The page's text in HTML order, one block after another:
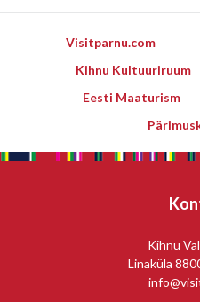
Visitparnu.com
Kihnu Kultuuriruum
Eesti Maaturism
Kihnu
Linaküla